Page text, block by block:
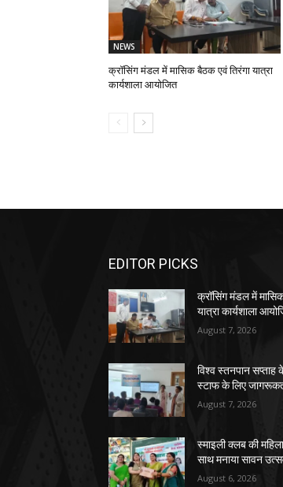
NEWS
क्रॉसिंग मंडल में मासिक बैठक एवं तिरंगा यात्रा
कार्यशाला आयोजित
EDITOR PICKS
क्रॉसिंग मंडल में
यात्रा कार्यशाला
August 7, 2026
विश्व स्तनपान सप्ताह
स्टाफ के लिए
August 7, 2026
स्माइली क्लब की
साथ मनाया सावन
August 6, 2026